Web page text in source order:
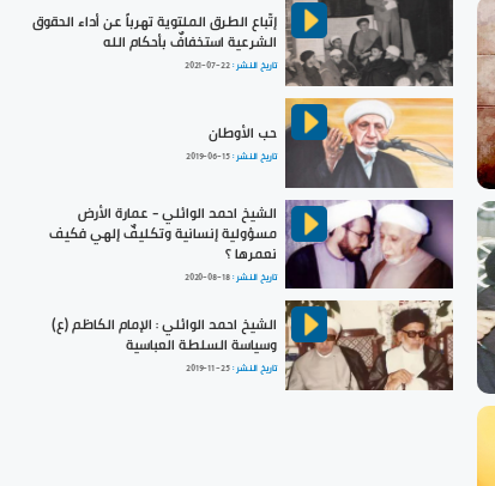
إتّباع الطرق الملتوية تهرباً عن أداء الحقوق
الشرعية استخفافٌ بأحكام الله
تاريخ النشر :2021-07-22
حب الأوطان
تاريخ النشر :2019-06-15
الشيخ احمد الوائلي - عمارة الأرض
مسؤولية إنسانية وتكليفٌ إلهي فكيف
نعمرها ؟
تاريخ النشر :2020-08-18
الشيخ احمد الوائلي : الإمام الكاظم (ع)
وسياسة السلطة العباسية
تاريخ النشر :2019-11-25